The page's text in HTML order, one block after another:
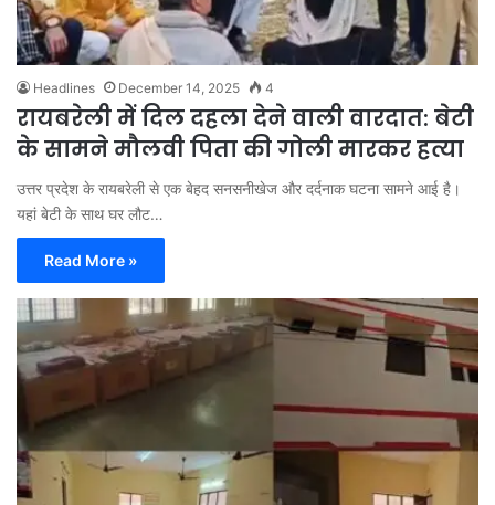
Headlines December 14, 2025 4
रायबरेली में दिल दहला देने वाली वारदात: बेटी
के सामने मौलवी पिता की गोली मारकर हत्या
उत्तर प्रदेश के रायबरेली से एक बेहद सनसनीखेज और दर्दनाक घटना सामने आई है।
यहां बेटी के साथ घर लौट…
Read More »